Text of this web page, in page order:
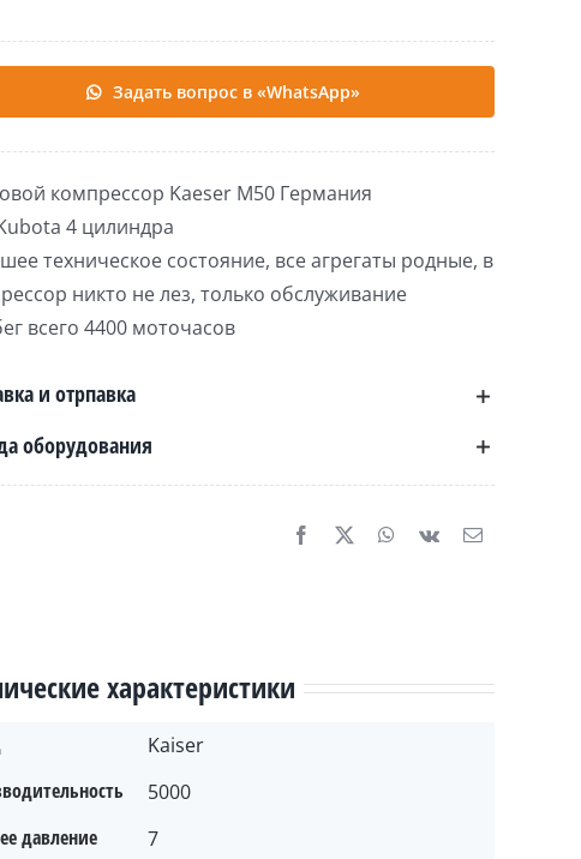
Задать вопрос в «WhatsApp»
кoмпpеcсор Kaeser M50 Германия
4 цилиндра
техническое состояние, все агрегаты родные, в
никто не лез, только обслуживание
всего 4400 моточасов
и отрпавка
оборудования
характеристики
Kaiser
5000
давление
7